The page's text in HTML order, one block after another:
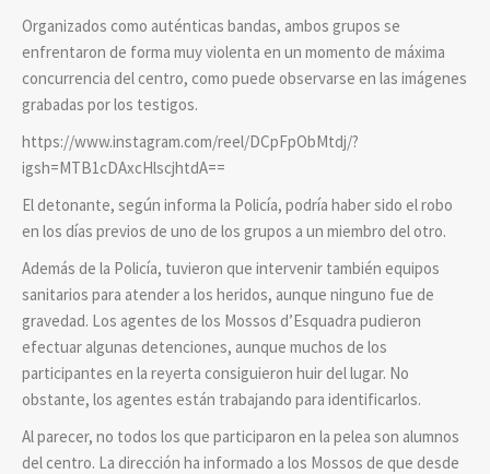
Organizados como auténticas bandas, ambos grupos se
enfrentaron de forma muy violenta en un momento de máxima
concurrencia del centro, como puede observarse en las imágenes
grabadas por los testigos.
https://www.instagram.com/reel/DCpFpObMtdj/?
igsh=MTB1cDAxcHlscjhtdA==
El detonante, según informa la Policía, podría haber sido el robo
en los días previos de uno de los grupos a un miembro del otro.
Además de la Policía, tuvieron que intervenir también equipos
sanitarios para atender a los heridos, aunque ninguno fue de
gravedad. Los agentes de los Mossos d’Esquadra pudieron
efectuar algunas detenciones, aunque muchos de los
participantes en la reyerta consiguieron huir del lugar. No
obstante, los agentes están trabajando para identificarlos.
Al parecer, no todos los que participaron en la pelea son alumnos
del centro. La dirección ha informado a los Mossos de que desde